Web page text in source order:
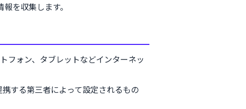
を収集します。
フォン、タブレットなどインターネッ
する第三者によって設定されるもの